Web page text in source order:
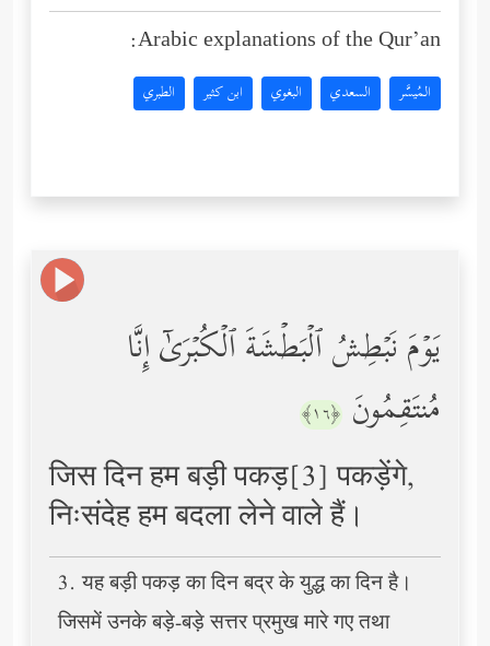
Arabic explanations of the Qur’an:
المُيسَّر السعدي البغوي ابن كثير الطبري
یَوۡمَ نَبۡطِشُ ٱلۡبَطۡشَةَ ٱلۡكُبۡرَىٰۤ إِنَّا
مُنتَقِمُونَ ﴿١٦﴾
जिस दिन हम बड़ी पकड़[3] पकड़ेंगे,
निःसंदेह हम बदला लेने वाले हैं।
3. यह बड़ी पकड़ का दिन बद्र के युद्ध का दिन है।
जिसमें उनके बड़े-बड़े सत्तर प्रमुख मारे गए तथा